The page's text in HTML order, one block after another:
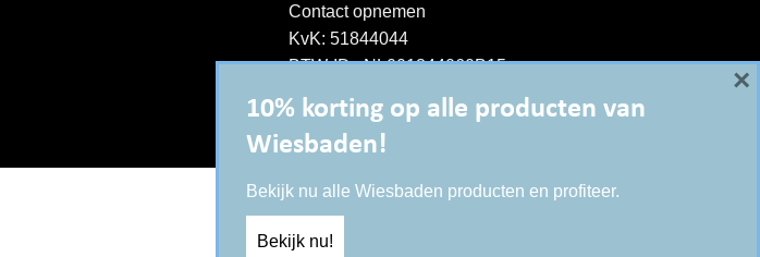
Contact opnemen
KvK: 51844044
BTW-ID : NL001344060B15
10% korting op alle producten van
Wiesbaden!
Bekijk nu alle Wiesbaden producten en profiteer.
Bekijk nu!
×